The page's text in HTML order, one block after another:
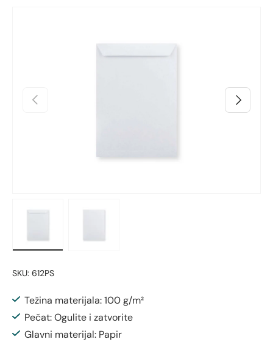
Prethodno Sljedeći
SKU: 612PS
Težina materijala: 100 g/m²
Pečat: Ogulite i zatvorite
Glavni materijal: Papir